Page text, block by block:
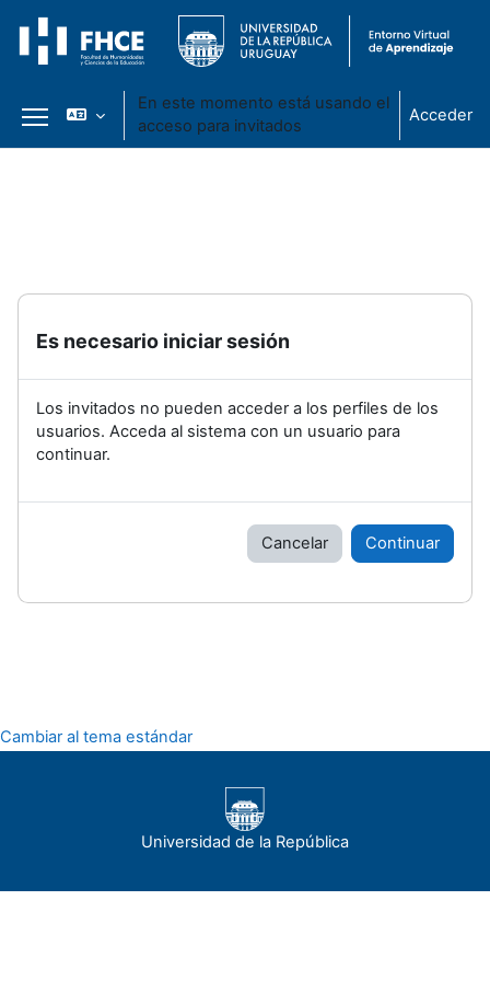
Panel lateral
En este momento está usando el
acceso para invitados
Acceder
Es necesario iniciar sesión
Los invitados no pueden acceder a los perfiles de los
usuarios. Acceda al sistema con un usuario para
continuar.
Cancelar Continuar
Cambiar al tema estándar
Universidad de la República